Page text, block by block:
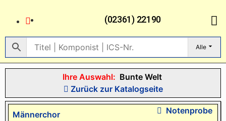
(02361) 22190
Alle
Ihre Auswahl: Bunte Welt
Zurück zur Katalogseite
Männerchor Notenprobe